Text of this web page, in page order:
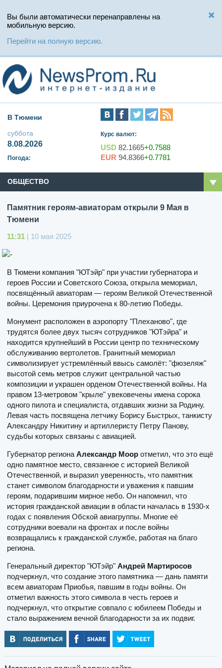
Вы были автоматически перенаправлены на
мобильную версию.
Перейти на полную версию.
В Тюмени
суббота
8.08.2026
Погода:
Курс валют:
USD 82.1665+0.7588
EUR 94.8366+0.7781
ОБЩЕСТВО
Памятник героям-авиаторам открыли 9 Мая в
Тюмени
11:31 | 10 мая 2025
В Тюмени компания "ЮТэйр" при участии губернатора и
героев России и Советского Союза, открыла мемориал,
посвящённый авиаторам — героям Великой Отечественной
войны. Церемония приурочена к 80-летию Победы.
Монумент расположен в аэропорту "Плеханово", где
трудятся более двух тысяч сотрудников "ЮТэйра" и
находится крупнейший в России центр по техническому
обслуживанию вертолетов. Гранитный мемориал
символизирует устремлённый ввысь самолёт: "фюзеляж"
высотой семь метров служит центральной частью
композиции и украшен орденом Отечественной войны. На
правом 13-метровом "крыле" увековечены имена сорока
одного пилота и специалиста, отдавших жизни за Родину.
Левая часть посвящена летчику Борису Быстрых, танкисту
Александру Никитину и артиллеристу Петру Панову,
судьбы которых связаны с авиацией.
Губернатор региона Александр Моор отметил, что это ещё
одно памятное место, связанное с историей Великой
Отечественной, и выразил уверенность, что памятник
станет символом благодарности и уважения к павшим
героям, подарившим мирное небо. Он напомнил, что
история гражданской авиации в области началась в 1930-х
годах с появления Обской авиагруппы. Многие её
сотрудники воевали на фронтах и после войны
возвращались к гражданской службе, работая на благо
региона.
Генеральный директор "ЮТэйр" Андрей Мартиросов
подчеркнул, что создание этого памятника — дань памяти
всем авиаторам Приобья, павшим в годы войны. Он
отметил важность этого символа в честь героев и
подчеркнул, что открытие совпало с юбилеем Победы и
стало выражением вечной благодарности за их подвиг.